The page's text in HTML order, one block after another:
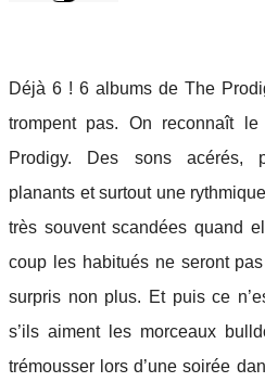
Déjà 6 ! 6 albums de The
trompent pas. On reconnaît
Prodigy. Des sons acérés,
planants et surtout une
très souvent scandées quand
coup les habitués ne seront
surpris non plus. Et puis ce
s’ils aiment les morceaux
trémousser lors d’une soirée